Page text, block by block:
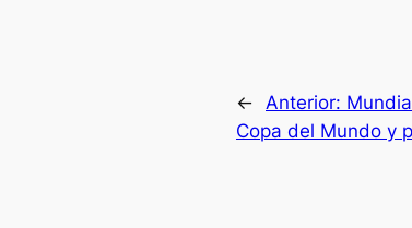
← Anterior:
Copa del Mundo y